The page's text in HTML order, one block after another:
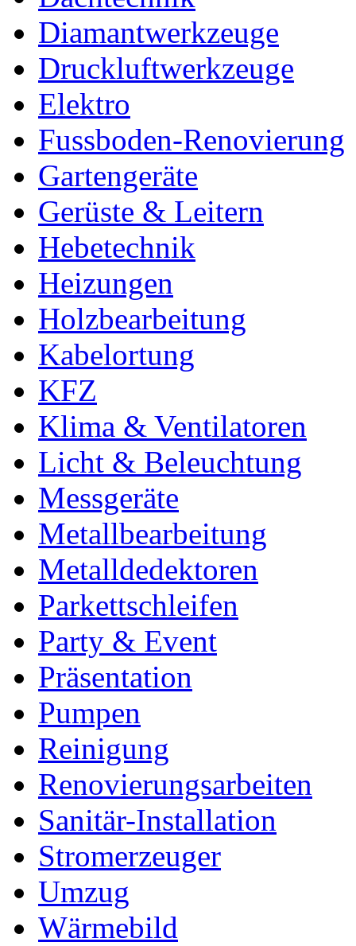
Diamantwerkzeuge
Druckluftwerkzeuge
Elektro
Fussboden-Renovierung
Gartengeräte
Gerüste & Leitern
Hebetechnik
Heizungen
Holzbearbeitung
Kabelortung
KFZ
Klima & Ventilatoren
Licht & Beleuchtung
Messgeräte
Metallbearbeitung
Metalldedektoren
Parkettschleifen
Party & Event
Präsentation
Pumpen
Reinigung
Renovierungsarbeiten
Sanitär-Installation
Stromerzeuger
Umzug
Wärmebild